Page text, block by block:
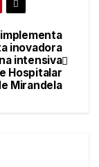
implementa
inovadora
intensiva
Hospitalar
Mirandela